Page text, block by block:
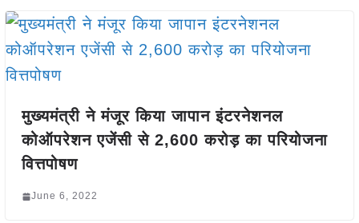
मुख्यमंत्री ने मंजूर किया जापान इंटरनेशनल
कोऑपरेशन एजेंसी से 2,600 करोड़ का परियोजना
वित्तपोषण
June 6, 2022